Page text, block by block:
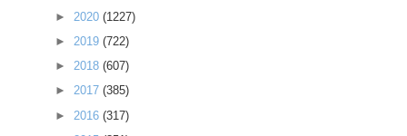
► 2020 (1227)
► 2019 (722)
► 2018 (607)
► 2017 (385)
► 2016 (317)